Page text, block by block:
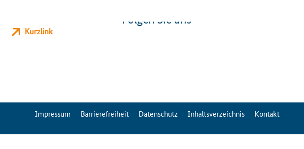
Kurzlink
Folgen Sie uns
ServiceMenuImpressum Barrierefreiheit Datenschutz Inhaltsverzeichnis Kontakt